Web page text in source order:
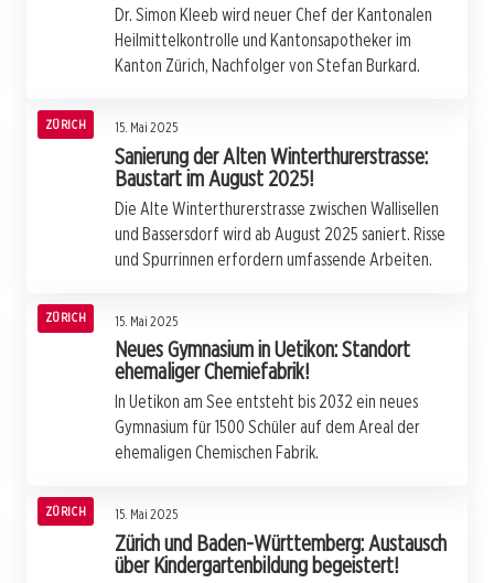
Dr. Simon Kleeb wird neuer Chef der Kantonalen
Heilmittelkontrolle und Kantonsapotheker im
Kanton Zürich, Nachfolger von Stefan Burkard.
ZÜRICH 15. Mai 2025
Sanierung der Alten Winterthurerstrasse:
Baustart im August 2025!
Die Alte Winterthurerstrasse zwischen Wallisellen
und Bassersdorf wird ab August 2025 saniert. Risse
und Spurrinnen erfordern umfassende Arbeiten.
ZÜRICH 15. Mai 2025
Neues Gymnasium in Uetikon: Standort
ehemaliger Chemiefabrik!
In Uetikon am See entsteht bis 2032 ein neues
Gymnasium für 1500 Schüler auf dem Areal der
ehemaligen Chemischen Fabrik.
ZÜRICH 15. Mai 2025
Zürich und Baden-Württemberg: Austausch
über Kindergartenbildung begeistert!